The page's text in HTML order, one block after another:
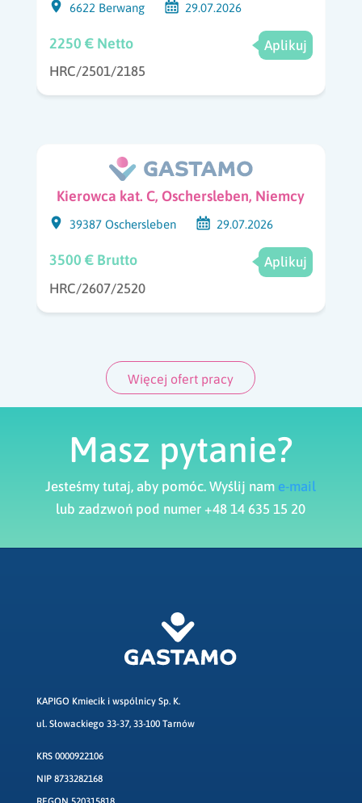
6622 Berwang 29.07.2026
2250 € Netto
Aplikuj
HRC/2501/2185
Kierowca kat. C, Oschersleben, Niemcy
39387 Oschersleben 29.07.2026
3500 € Brutto
Aplikuj
HRC/2607/2520
Więcej ofert pracy
Masz pytanie?
Jesteśmy tutaj, aby pomóc. Wyślij nam e-mail
lub zadzwoń pod numer +48 14 635 15 20
KAPIGO Kmiecik i wspólnicy Sp. K.
ul. Słowackiego 33-37, 33-100 Tarnów
KRS 0000922106
NIP 8733282168